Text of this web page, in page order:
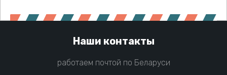
Наши контакты
работаем почтой по Беларуси